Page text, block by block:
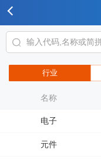
行业
名称
电子
元件